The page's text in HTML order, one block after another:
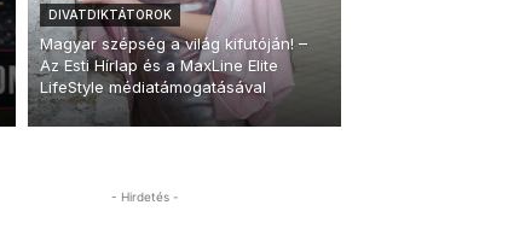
DIVATDIKTÁTOROK
Magyar szépség a világ kifutóján! –
Az Esti Hírlap és a MaxLine Elite
LifeStyle médiatámogatásával
- Hirdetés -